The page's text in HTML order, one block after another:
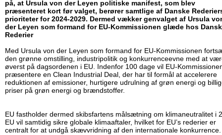
på, at Ursula von der Leyen politiske manifest, som blev
præsenteret kort før valget, berører samtlige af Danske
prioriteter for 2024-2029. Dermed vækker genvalget af Ursula
der Leyen som formand for EU-Kommissionen glæde hos
Rederier
Med Ursula von der Leyen som ­for­mand for EU-Kommissionen
den grønne omstilling, in­du­stripo­li­tik og kon­kur­ren­ce­ev­ne med at
øverst på dagsordenen i EU. Indenfor 100 dage vil EU-
præsentere en Clean Industrial Deal, der har til formål at accelerere
reduktionen af emissioner, hurtigere udrulning af grøn energi og
priser på grøn energi og brændstoffer.
EU fastholder dermed skibsfartens målsætning om kli­ma­neut­ra­li­tet i
EU vil samtidig sikre globale klimaaftaler, hvilket for EU’s rederier er
centralt for at undgå skævvridning af den internationale